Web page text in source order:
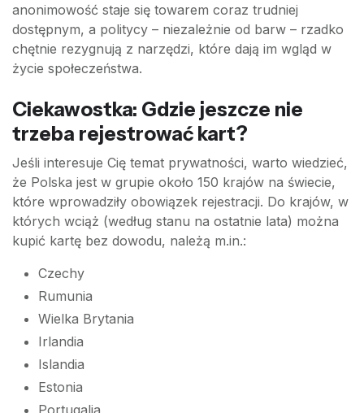
anonimowość staje się towarem coraz trudniej
dostępnym, a politycy – niezależnie od barw – rzadko
chętnie rezygnują z narzędzi, które dają im wgląd w
życie społeczeństwa.
Ciekawostka: Gdzie jeszcze nie
trzeba rejestrować kart?
Jeśli interesuje Cię temat prywatności, warto wiedzieć,
że Polska jest w grupie około 150 krajów na świecie,
które wprowadziły obowiązek rejestracji. Do krajów, w
których wciąż (według stanu na ostatnie lata) można
kupić kartę bez dowodu, należą m.in.:
Czechy
Rumunia
Wielka Brytania
Irlandia
Islandia
Estonia